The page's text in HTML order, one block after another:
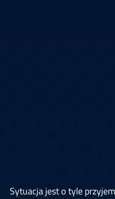
Sytuacja jest o tyle